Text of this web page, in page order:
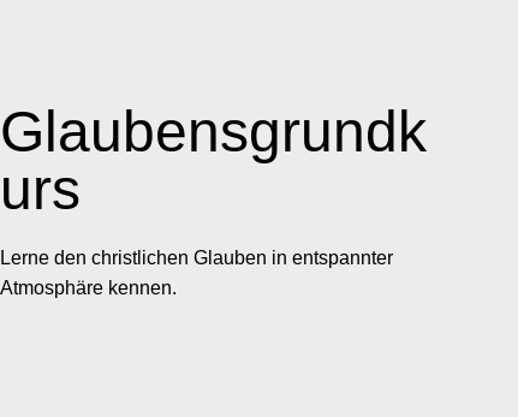
Glaubensgrundk
urs
Lerne den christlichen Glauben in entspannter
Atmosphäre kennen.